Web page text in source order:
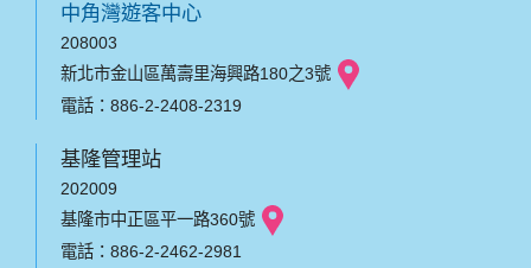
中角灣遊客中心
208003
新北市金山區萬壽里海興路180之3號
電話：886-2-2408-2319
基隆管理站
202009
基隆市中正區平一路360號
電話：886-2-2462-2981